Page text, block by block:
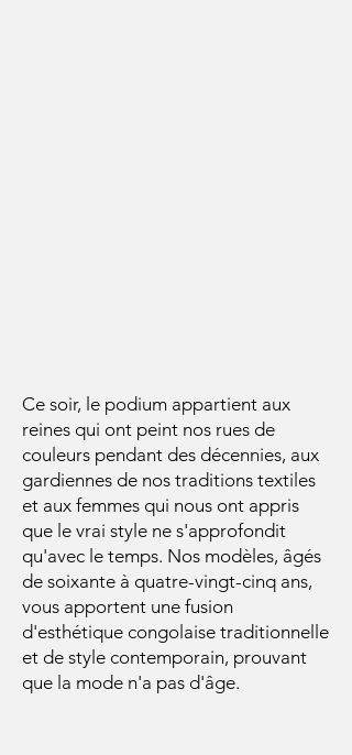
Ce soir, le podium appartient aux
reines qui ont peint nos rues de
couleurs pendant des décennies, aux
gardiennes de nos traditions textiles
et aux femmes qui nous ont appris
que le vrai style ne s'approfondit
qu'avec le temps. Nos modèles, âgés
de soixante à quatre-vingt-cinq ans,
vous apportent une fusion
d'esthétique congolaise traditionnelle
et de style contemporain, prouvant
que la mode n'a pas d'âge.